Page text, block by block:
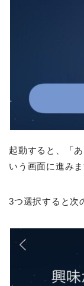
起動すると、「
いう画面に進みま
3つ選択すると次